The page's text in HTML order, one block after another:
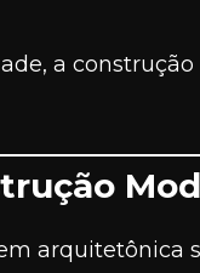
a
arquitetônica